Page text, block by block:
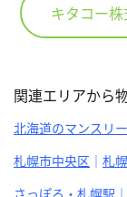
キタコー
関連エリアから
北海道のマンスリ
札幌市中央区
札
さっぽろ・札幌駅